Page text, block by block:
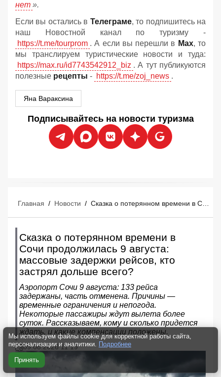
нет ».
Если вы остались в Телеграме, то подпишитесь на
наш Новостной канал по туризму -
https://t.me/tourprom . А если вы перешли в Мах, то
мы транслируем туристические новости и туда:
https://max.ru/id7743542912_biz . А тут публикуются
полезные рецепты - https://t.me/zoj_news .
Яна Вараксина
Подписывайтесь на новости туризма
Главная / Новости / Сказка о потерянном времени в Сочи продолжилась 9 августа: массовые задержки рейсов, кто застрял дольше всего?
Сказка о потерянном времени в
Сочи продолжилась 9 августа:
массовые задержки рейсов, кто
застрял дольше всего?
Аэропорт Сочи 9 августа: 133 рейса
задержаны, часть отменена. Причины —
временные ограничения и непогода.
Некоторые пассажиры ждут вылета более
суток. Рассказываем, кому и сколько придется
ждать, и какие компенсации положены.
09.08.2026 11:19
Мы используем файлы cookie для корректной работы сайта,
персонализации и аналитики. Подробнее
Принять